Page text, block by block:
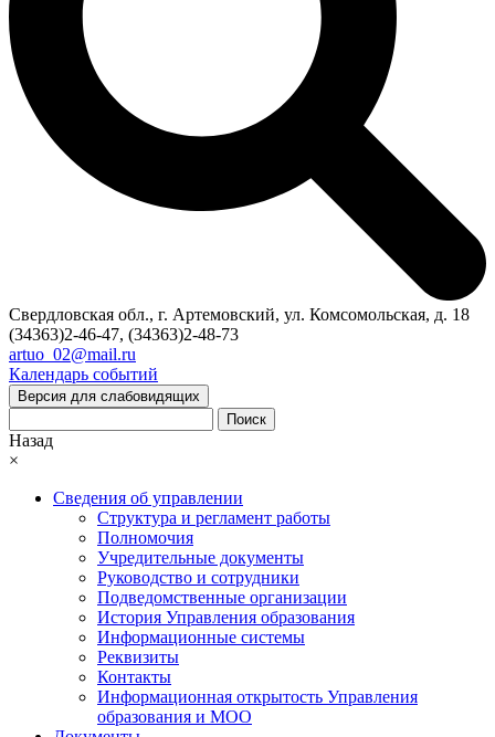
Свердловская обл., г. Артемовский, ул. Комсомольская, д. 18
(34363)2-46-47, (34363)2-48-73
artuo_02@mail.ru
Календарь событий
Версия для слабовидящих
Поиск
Назад
×
Сведения об управлении
Структура и регламент работы
Полномочия
Учредительные документы
Руководство и сотрудники
Подведомственные организации
История Управления образования
Информационные системы
Реквизиты
Контакты
Информационная открытость Управления
образования и МОО